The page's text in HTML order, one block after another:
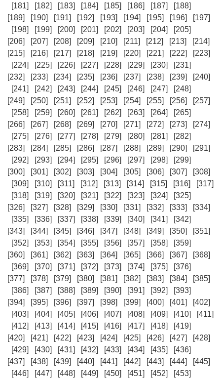
[181]
[182] [183] [184] [185] [186] [187]
[188]
[189]
[190] [191] [192] [193] [194] [195] [196]
[197]
[198]
[199] [200] [201] [202] [203] [204]
[205]
[206]
[207] [208] [209] [210] [211] [212] [213]
[214]
[215]
[216] [217] [218] [219] [220] [221] [222]
[223]
[224]
[225] [226] [227] [228] [229] [230]
[231]
[232]
[233] [234] [235] [236] [237] [238] [239]
[240]
[241]
[242] [243] [244] [245] [246] [247]
[248]
[249]
[250] [251] [252] [253] [254] [255] [256]
[257]
[258]
[259] [260] [261] [262] [263] [264]
[265]
[266]
[267] [268] [269] [270] [271] [272] [273]
[274]
[275]
[276] [277] [278] [279] [280] [281]
[282]
[283]
[284] [285] [286] [287] [288] [289] [290]
[291]
[292]
[293] [294] [295] [296] [297] [298]
[299]
[300]
[301] [302] [303] [304] [305] [306] [307]
[308]
[309]
[310] [311] [312] [313] [314] [315] [316]
[317]
[318]
[319] [320] [321] [322] [323] [324]
[325]
[326]
[327] [328] [329] [330] [331] [332] [333]
[334]
[335]
[336] [337] [338] [339] [340] [341]
[342]
[343]
[344] [345] [346] [347] [348] [349] [350]
[351]
[352]
[353] [354] [355] [356] [357] [358]
[359]
[360]
[361] [362] [363] [364] [365] [366] [367]
[368]
[369]
[370] [371] [372] [373] [374] [375]
[376]
[377]
[378] [379] [380] [381] [382] [383] [384]
[385]
[386]
[387] [388] [389] [390] [391] [392]
[393]
[394]
[395] [396] [397] [398] [399] [400] [401]
[402]
[403]
[404] [405] [406] [407] [408] [409] [410]
[411]
[412]
[413] [414] [415] [416] [417] [418]
[419]
[420]
[421] [422] [423] [424] [425] [426] [427]
[428]
[429]
[430] [431] [432] [433] [434] [435]
[436]
[437]
[438] [439] [440] [441] [442] [443] [444]
[445]
[446]
[447] [448] [449] [450] [451] [452]
[453]